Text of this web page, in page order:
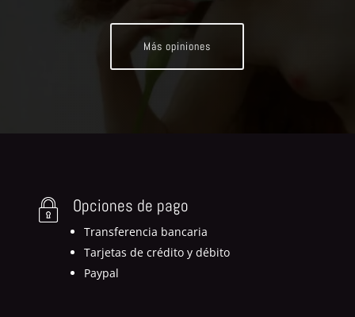
Más opiniones
Opciones de pago
Transferencia bancaria
Tarjetas de crédito y débito
Paypal